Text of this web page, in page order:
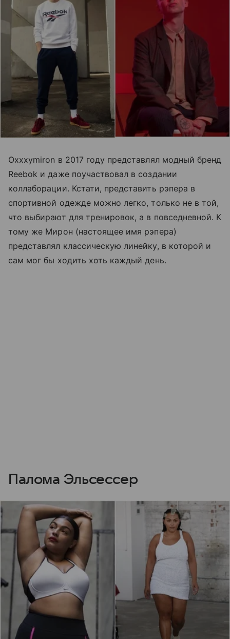
Oxxxymiron в 2017 году представлял модный бренд
Reebok и даже поучаствовал в создании
коллаборации. Кстати, представить рэпера в
спортивной одежде можно легко, только не в той,
что выбирают для тренировок, а в повседневной. К
тому же Мирон (настоящее имя рэпера)
представлял классическую линейку, в которой и
сам мог бы ходить хоть каждый день.
Палома Эльсессер